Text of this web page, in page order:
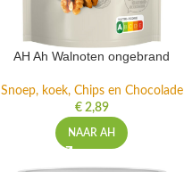
AH Ah Walnoten ongebrand
Snoep, koek, Chips en Chocolade
€2,89
NAAR AH